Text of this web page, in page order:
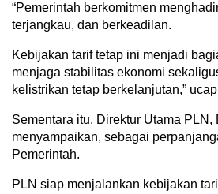
“Pemerintah berkomitmen
terjangkau, dan berkeadilan.
Kebijakan tarif tetap ini menjadi
menjaga stabilitas ekonomi
kelistrikan tetap berkelanjutan,”
Sementara itu, Direktur Utama
menyampaikan, sebagai
Pemerintah.
PLN siap menjalankan kebijakan